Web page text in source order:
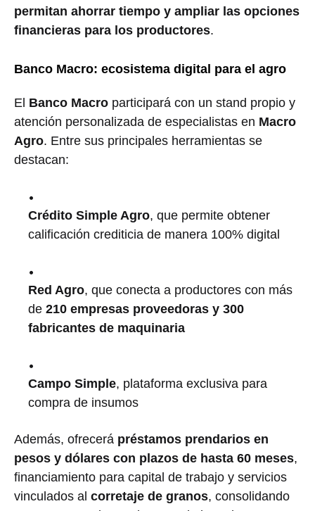
permitan ahorrar tiempo y ampliar las opciones
financieras para los productores.
Banco Macro: ecosistema digital para el agro
El Banco Macro participará con un stand propio y
atención personalizada de especialistas en Macro
Agro. Entre sus principales herramientas se
destacan:
Crédito Simple Agro, que permite obtener
calificación crediticia de manera 100% digital
Red Agro, que conecta a productores con más
de 210 empresas proveedoras y 300
fabricantes de maquinaria
Campo Simple, plataforma exclusiva para
compra de insumos
Además, ofrecerá préstamos prendarios en
pesos y dólares con plazos de hasta 60 meses,
financiamiento para capital de trabajo y servicios
vinculados al corretaje de granos, consolidando